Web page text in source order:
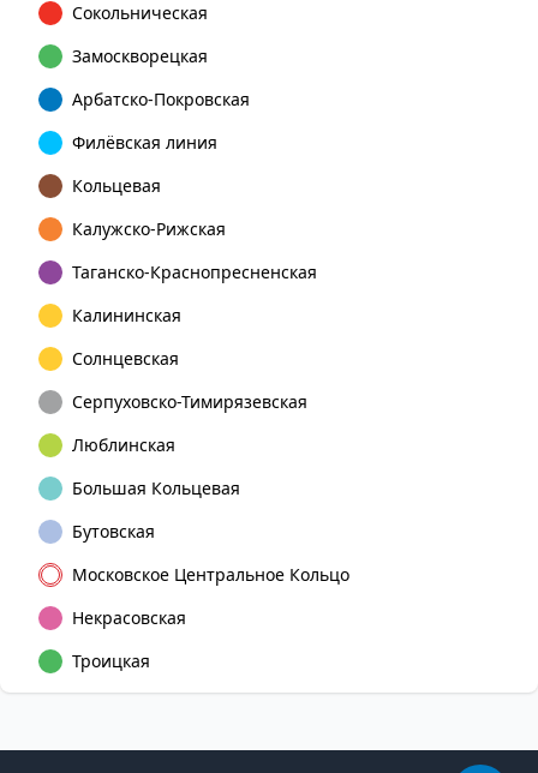
Сокольническая
Замоскворецкая
Арбатско-Покровская
Филёвская линия
Кольцевая
Калужско-Рижская
Таганско-Краснопресненская
Калининская
Солнцевская
Серпуховско-Тимирязевская
Люблинская
Большая Кольцевая
Бутовская
Московское Центральное Кольцо
Некрасовская
Троицкая